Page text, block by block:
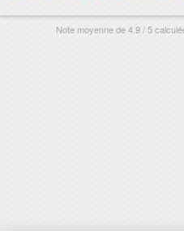
Note moyenne de4.9/5